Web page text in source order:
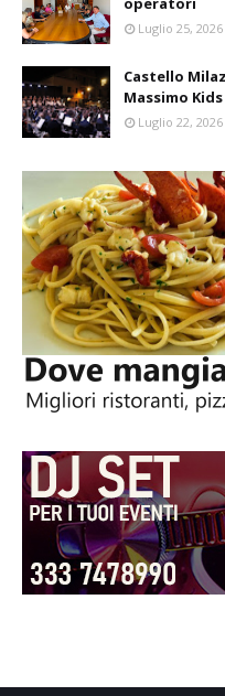
Luglio 25, 2026
Castello
Massimo
Luglio 22, 2026